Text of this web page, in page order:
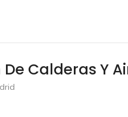
Calderas Y